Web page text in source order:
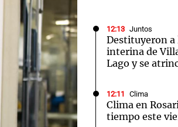
12:13 Juntos
Destituyeron
interina de
Lago y se
12:11 Clima
Clima en
tiempo este